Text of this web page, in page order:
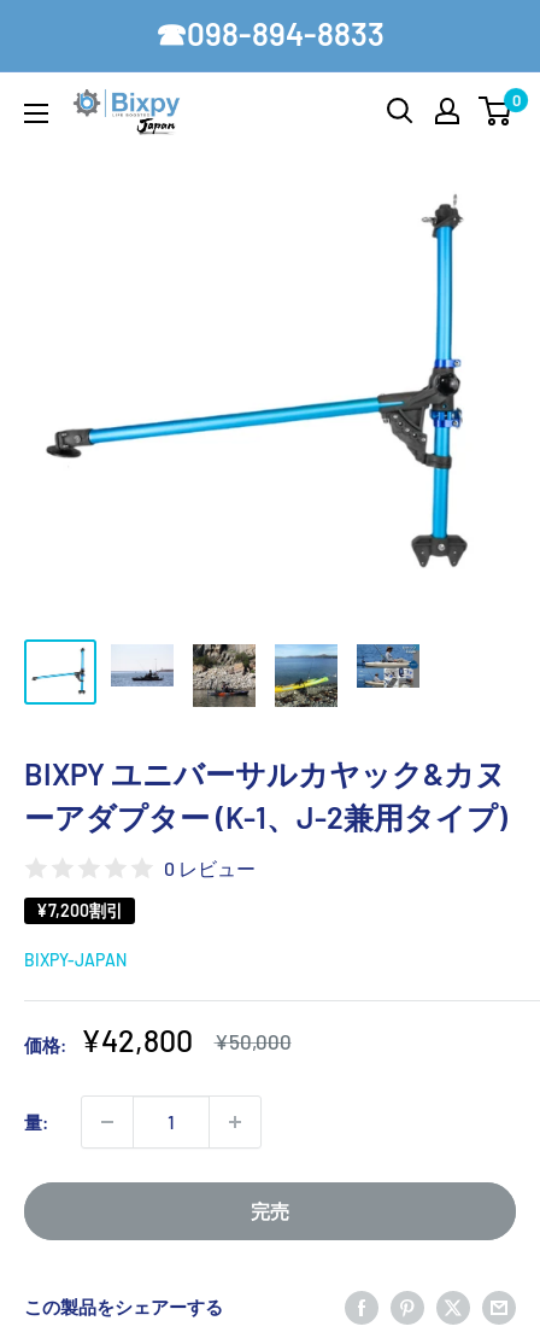
☎098-894-8833
Bixpy-
0
BIXPY ユニバーサルカヤック&カヌ
ーアダプター (K-1、J-2兼用タイプ)
0 レビュー
¥7,200割引
BIXPY-JAPAN
価格:
販
価
格
¥42,800
通
格
¥50,000
量:
完売
この製品をシェアーする